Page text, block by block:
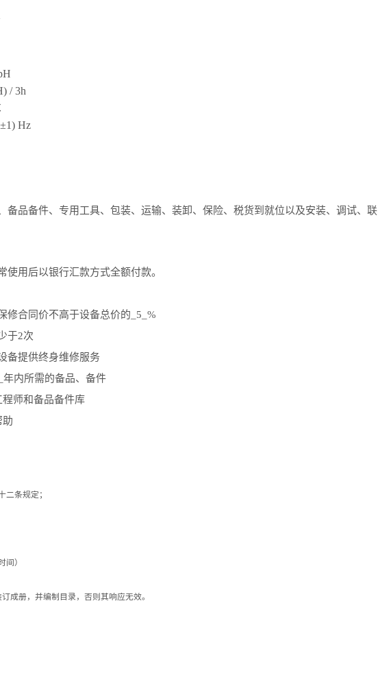
/ 3h
Hz
备品备件、专用工具、包装、运输、装卸、保险、税货到就位以及安装、调试、联
用后以银行汇款方式全额付款。
修合同价不高于设备总价的 _5_%
于2次
备提供终身维修服务
年内所需的备品、备件
师和备品备件库
助
二条规定；
间）
成册，并编制目录，否则其响应无效。